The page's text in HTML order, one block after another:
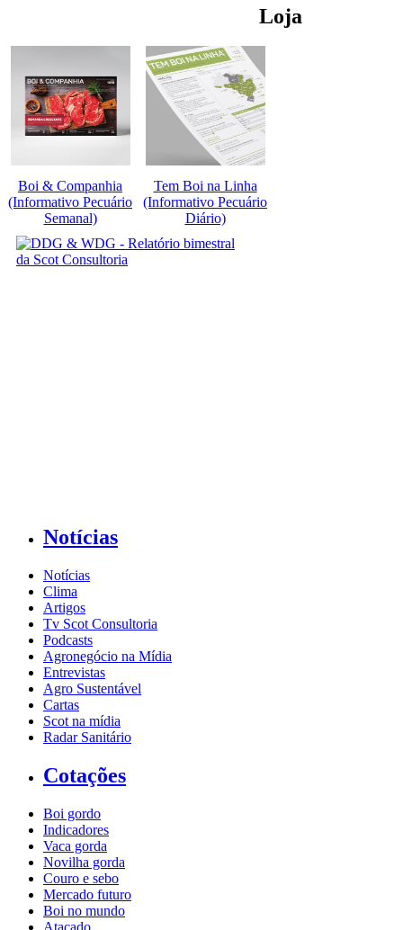
Loja
Boi & Companhia
(Informativo Pecuário
Semanal)
Tem Boi na Linha
(Informativo Pecuário
Diário)
Notícias
Notícias
Clima
Artigos
Tv Scot Consultoria
Podcasts
Agronegócio na Mídia
Entrevistas
Agro Sustentável
Cartas
Scot na mídia
Radar Sanitário
Cotações
Boi gordo
Indicadores
Vaca gorda
Novilha gorda
Couro e sebo
Mercado futuro
Boi no mundo
Atacado